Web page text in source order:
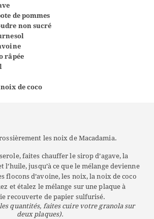
de pommes
non sucré
râpée
noix de coco
les noix de Macadamia.
faites chauffer le sirop d’agave, la
l’huile, jusqu’à ce que le mélange devienne
flocons d’avoine, les noix, la noix de coco
et étalez le mélange sur une plaque à
recouverte de papier sulfurisé.
quantités, faites cuire votre granola sur
deux plaques).